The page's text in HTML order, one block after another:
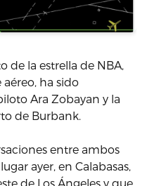
de la estrella de NBA,
ha sido
Ara Zobayan y la
de Burbank.
entre ambos
ayer, en Calabasas,
de Los Ángeles y que